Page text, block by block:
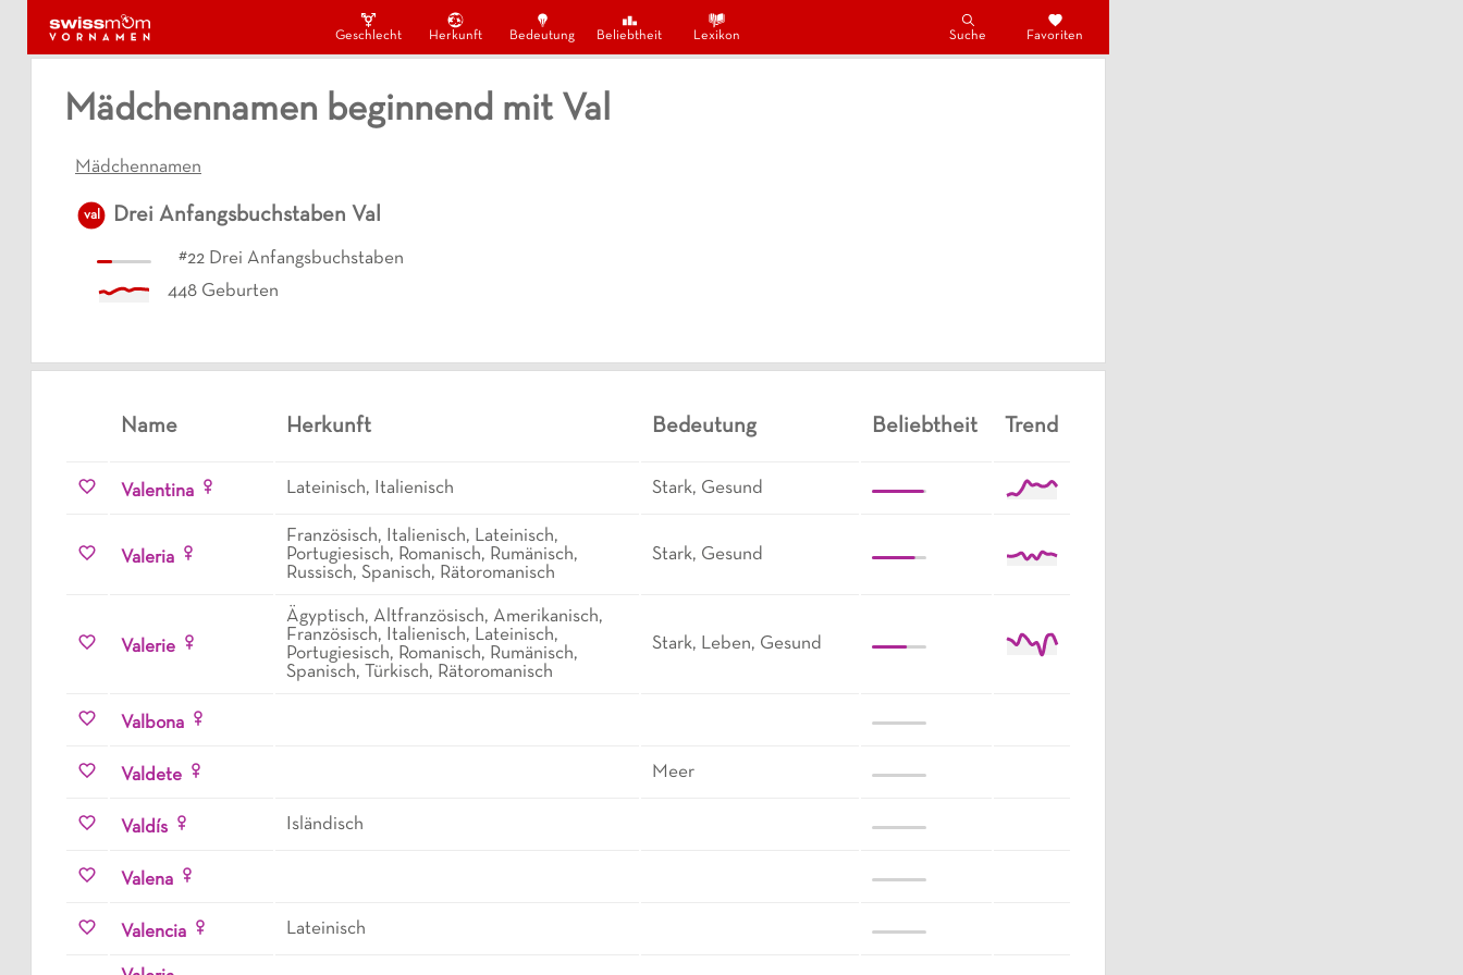
Geschlecht Herkunft Bedeutung Beliebtheit Lexikon Suche Favoriten
Mädchennamen beginnend mit Val
Mädchennamen
val Drei Anfangsbuchstaben Val
#22 Drei Anfangsbuchstaben
448 Geburten
Name Herkunft Bedeutung Beliebtheit Trend
Valentina Lateinisch, Italienisch Stark, Gesund
Valeria
Französisch, Italienisch, Lateinisch,
Portugiesisch, Romanisch, Rumänisch,
Russisch, Spanisch, Rätoromanisch
Stark, Gesund
Valerie
Ägyptisch, Altfranzösisch, Amerikanisch,
Französisch, Italienisch, Lateinisch,
Portugiesisch, Romanisch, Rumänisch,
Spanisch, Türkisch, Rätoromanisch
Stark, Leben, Gesund
Valbona
Valdete Meer
Valdís Isländisch
Valena
Valencia Lateinisch